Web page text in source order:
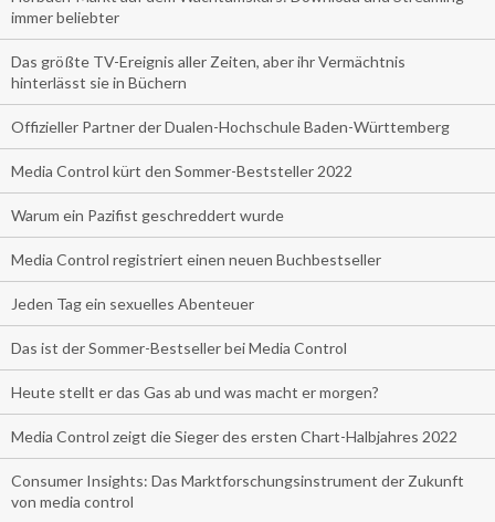
immer beliebter
Das größte TV-Ereignis aller Zeiten, aber ihr Vermächtnis
hinterlässt sie in Büchern
Offizieller Partner der Dualen-Hochschule Baden-Württemberg
Media Control kürt den Sommer-Beststeller 2022
Warum ein Pazifist geschreddert wurde
Media Control registriert einen neuen Buchbestseller
Jeden Tag ein sexuelles Abenteuer
Das ist der Sommer-Bestseller bei Media Control
Heute stellt er das Gas ab und was macht er morgen?
Media Control zeigt die Sieger des ersten Chart-Halbjahres 2022
Consumer Insights: Das Marktforschungsinstrument der Zukunft
von media control